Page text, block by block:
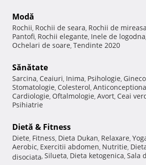
Modă
Rochii, Rochii de seara, Rochii de mireasa
Pantofi, Rochii elegante, Inele de logodna,
Ochelari de soare, Tendinte 2020
Sănătate
Sarcina, Ceaiuri, Inima, Psihologie,
Stomatologie, Colesterol,
Cardiologie, Oftalmologie, Avort, Ceai
Psihiatrie
Dietă & Fitness
Diete, Fitness, Dieta Dukan, Relaxare,
Aerobic, Exercitii abdomen, Nutritie,
disociata, Silueta, Dieta ketogenica, Sala